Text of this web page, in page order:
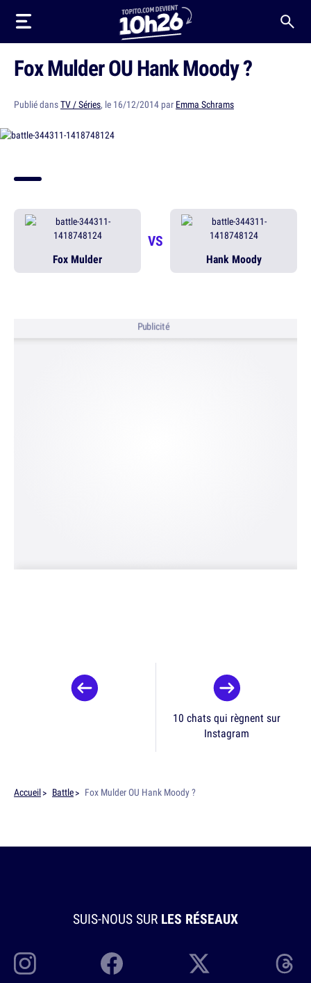
Fox Mulder OU Hank Moody ?
Publié dansTV / Séries, le 16/12/2014 par Emma Schrams
Fox Mulder
VS
Hank Moody
Publicité
10 chats qui règnent sur
Instagram
Accueil Battle Fox Mulder OU Hank Moody ?
SUIS-NOUS SUR LES RÉSEAUX